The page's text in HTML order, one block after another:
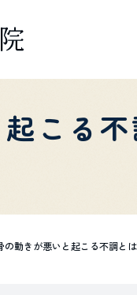
こる
の動きが悪いと起こる不調と